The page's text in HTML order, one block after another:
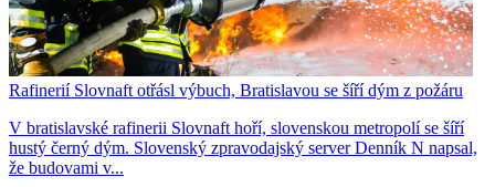
Rafinerií Slovnaft otřásl výbuch, Bratislavou se šíří dým z požáru
V bratislavské rafinerii Slovnaft hoří, slovenskou metropolí se šíří
hustý černý dým. Slovenský zpravodajský server Denník N napsal,
že budovami v...